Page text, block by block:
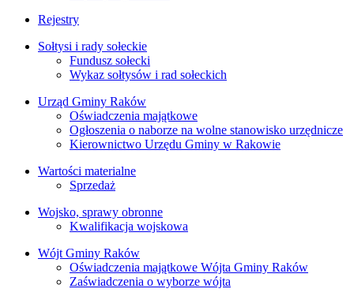
Rejestry
Sołtysi i rady sołeckie
Fundusz sołecki
Wykaz sołtysów i rad sołeckich
Urząd Gminy Raków
Oświadczenia majątkowe
Ogłoszenia o naborze na wolne stanowisko urzędnicze
Kierownictwo Urzędu Gminy w Rakowie
Wartości materialne
Sprzedaż
Wojsko, sprawy obronne
Kwalifikacja wojskowa
Wójt Gminy Raków
Oświadczenia majątkowe Wójta Gminy Raków
Zaświadczenia o wyborze wójta